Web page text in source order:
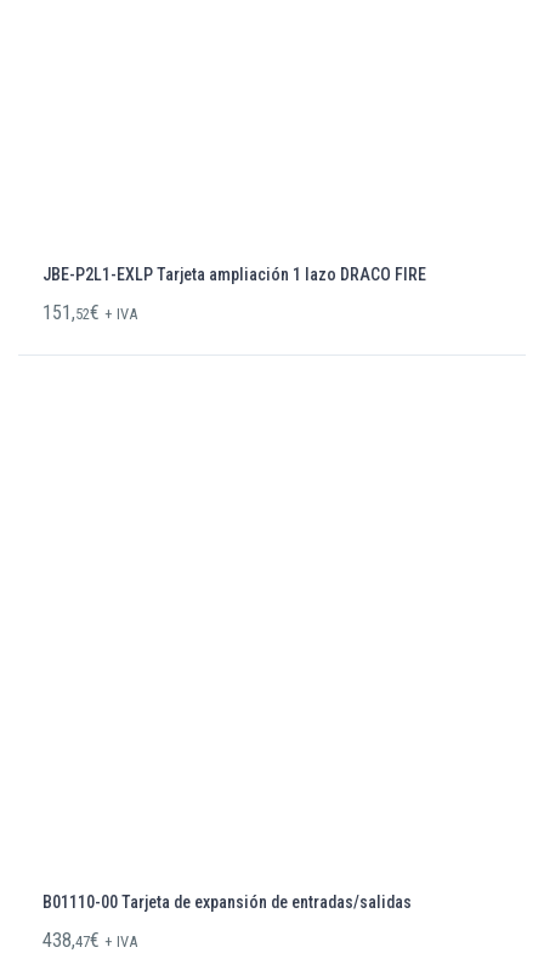
JBE-P2L1-EXLP Tarjeta ampliación 1 lazo DRACO FIRE
151,52€ + IVA
B01110-00 Tarjeta de expansión de entradas/salidas
438,47€ + IVA